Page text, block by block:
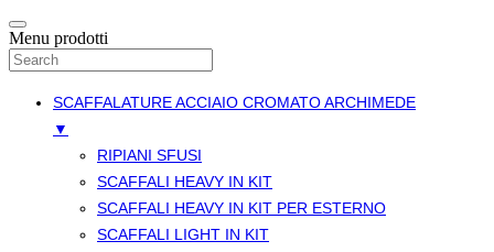
Menu prodotti
SCAFFALATURE ACCIAIO CROMATO ARCHIMEDE
▼
RIPIANI SFUSI
SCAFFALI HEAVY IN KIT
SCAFFALI HEAVY IN KIT PER ESTERNO
SCAFFALI LIGHT IN KIT